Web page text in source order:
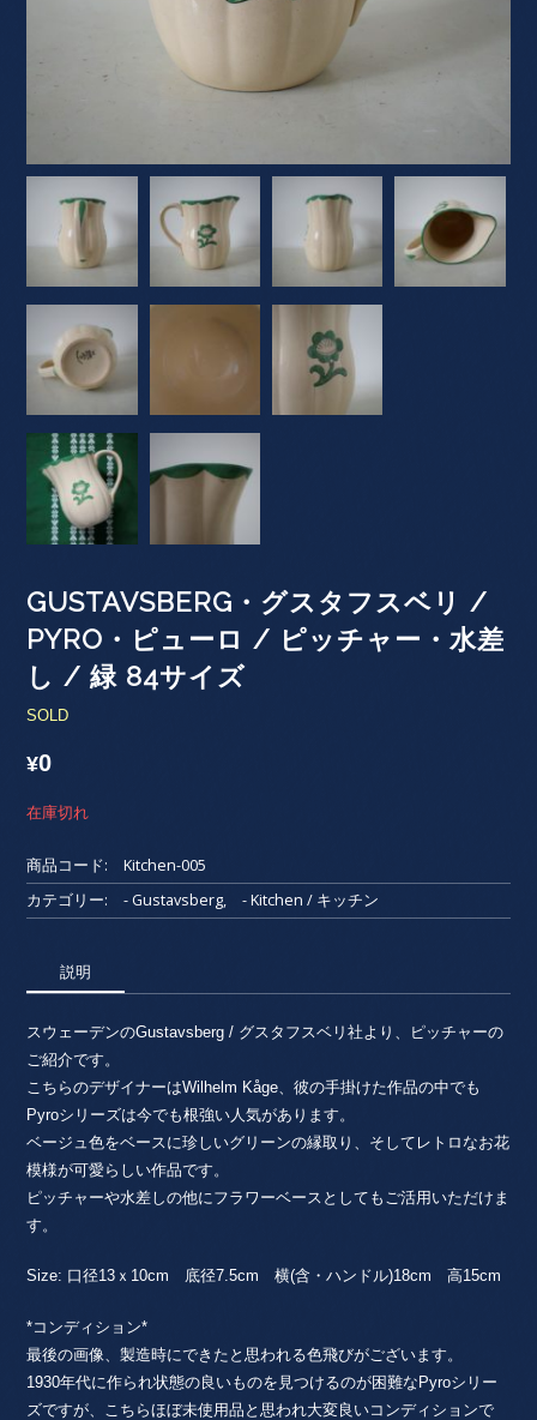
GUSTAVSBERG・グスタフスベリ /
PYRO・ピューロ / ピッチャー・水差
し / 緑 84サイズ
SOLD
¥0
在庫切れ
商品コード:
Kitchen-005
カテゴリー:
- Gustavsberg, - Kitchen / キッチン
説明
スウェーデンのGustavsberg / グスタフスベリ社より、ピッチャーの
ご紹介です。
こちらのデザイナーはWilhelm Kåge、彼の手掛けた作品の中でも
Pyroシリーズは今でも根強い人気があります。
ベージュ色をベースに珍しいグリーンの縁取り、そしてレトロなお花
模様が可愛らしい作品です。
ピッチャーや水差しの他にフラワーベースとしてもご活用いただけま
す。
Size: 口径13ｘ10cm 底径7.5cm 横(含・ハンドル)18cm 高15cm
*コンディション*
最後の画像、製造時にできたと思われる色飛びがございます。
1930年代に作られ状態の良いものを見つけるのが困難なPyroシリー
ズですが、こちらほぼ未使用品と思われ大変良いコンディションで